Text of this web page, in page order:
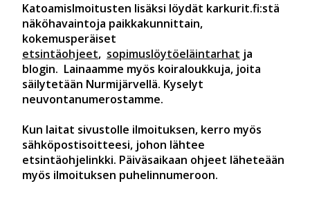
Katoamislmoitusten lisäksi löydät karkurit.fi:stä
näköhavaintoja paikkakunnittain,
kokemusperäiset
etsintäohjeet, sopimuslöytöeläintarhat ja
blogin. Lainaamme myös koiraloukkuja, joita
säilytetään Nurmijärvellä. Kyselyt
neuvontanumerostamme.
Kun laitat sivustolle ilmoituksen, kerro myös
sähköpostisoitteesi, johon lähtee
etsintäohjelinkki. Päiväsaikaan ohjeet läheteään
myös ilmoituksen puhelinnumeroon.